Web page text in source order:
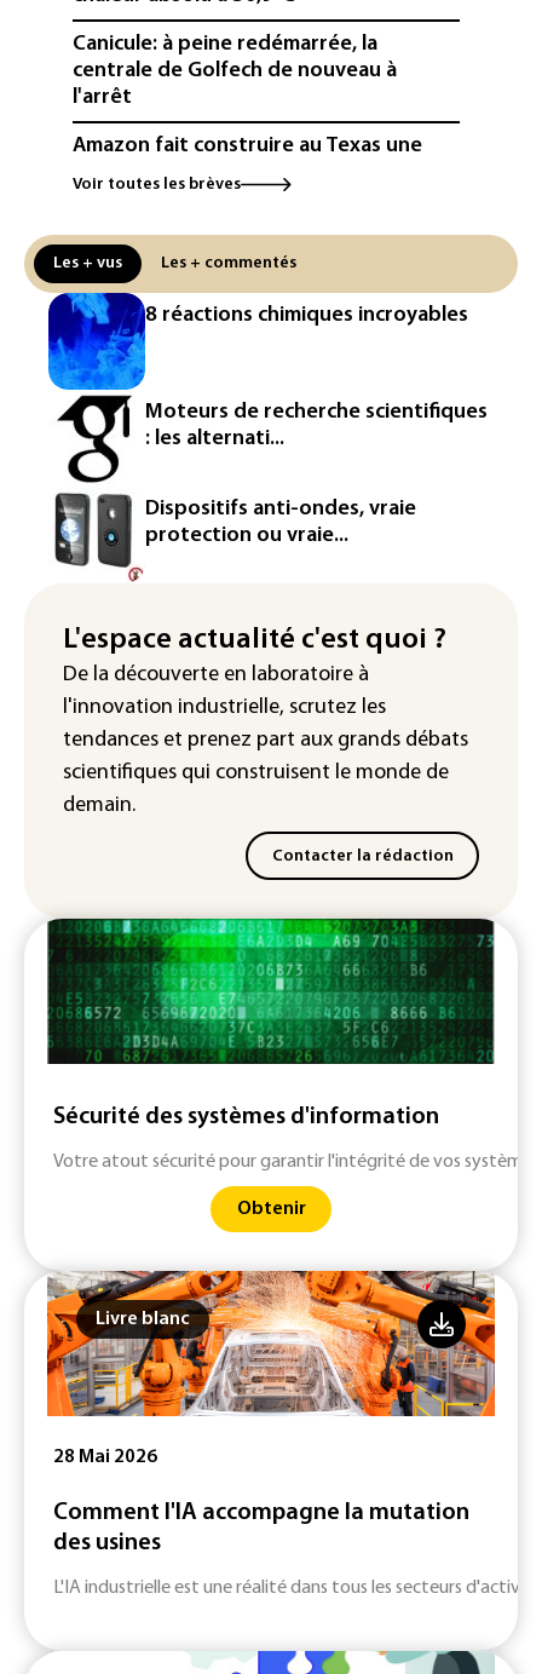
Canicule: à peine redémarrée, la
centrale de Golfech de nouveau à
l'arrêt
Amazon fait construire au Texas une
immense centrale à gaz pour ses
L'UE demande à Meta et TikTok de
renforcer la surveillance et la
vérification des faits après l'affaire de
Ceuta
L'Europe se prépare à une baisse de la
production d'électricité lors de l'éclipse
solaire
La métropole de Rouen porte plainte
contre BASF pour pollution aux PFAS
Canicule: à l'arrêt depuis fin juillet, la
centrale de Golfech reconnectée au
Véhicules de livraison autonomes: la
France ouvre la voie à leur
homologation
Voir toutes les brèves
Les + vus Les + commentés
8 réactions chimiques incroyables
Moteurs de recherche scientifiques
: les alternati...
Dispositifs anti-ondes, vraie
protection ou vraie...
L'espace actualité c'est quoi ?
De la découverte en laboratoire à
l'innovation industrielle, scrutez les
tendances et prenez part aux grands débats
scientifiques qui construisent le monde de
demain.
Contacter la rédaction
Sécurité des systèmes d'information
Votre atout sécurité pour garantir l'intégrité de vos systèmes
Obtenir
Livre blanc
28 Mai 2026
Comment l'IA accompagne la mutation
des usines
L'IA industrielle est une réalité dans tous les secteurs